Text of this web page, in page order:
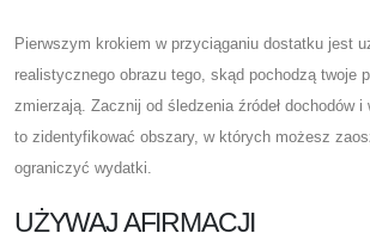
Pierwszym krokiem w przyciąganiu dostatku jest
realistycznego obrazu tego, skąd pochodzą twoje
zmierzają. Zacznij od śledzenia źródeł dochodów i
to zidentyfikować obszary, w których możesz
ograniczyć wydatki.
UŻYWAJ AFIRMACJI